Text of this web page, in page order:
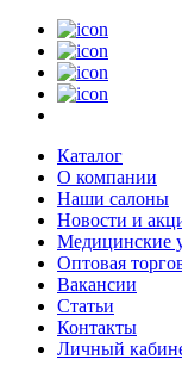
Каталог
О компании
Наши салоны
Новости и
Медицинские
Оптовая
Вакансии
Статьи
Контакты
Личный